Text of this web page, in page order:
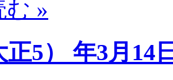
»
正5） 年3月14